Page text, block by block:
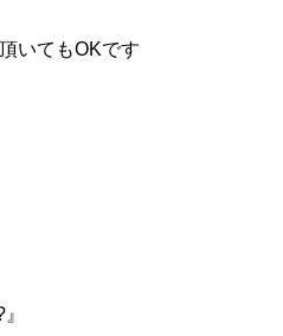
いてもOKです